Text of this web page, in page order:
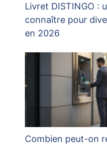
Livret DISTINGO :
connaître pour
en 2026
Combien peut-on